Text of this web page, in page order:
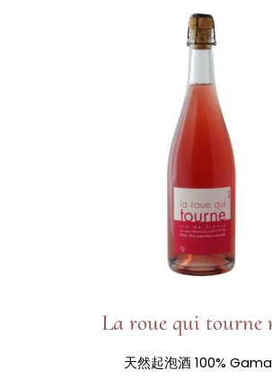
La roue qui tourne
天然起泡酒 100%